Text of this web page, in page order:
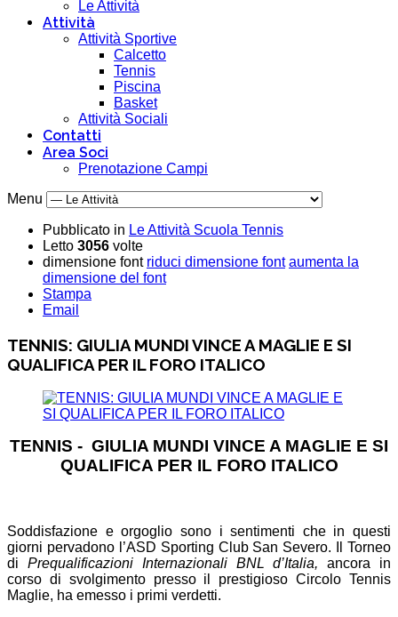
Le Attività
Attività
Attività Sportive
Calcetto
Tennis
Piscina
Basket
Attività Sociali
Contatti
Area Soci
Prenotazione Campi
Menu
Pubblicato in Le Attività Scuola Tennis
Letto 3056 volte
dimensione font riduci dimensione font aumenta la
dimensione del font
Stampa
Email
TENNIS: GIULIA MUNDI VINCE A MAGLIE E SI
QUALIFICA PER IL FORO ITALICO
TENNIS - GIULIA MUNDI VINCE A MAGLIE E SI
QUALIFICA PER IL FORO ITALICO
Soddisfazione e orgoglio sono i sentimenti che in questi
giorni pervadono l’ASD Sporting Club San Severo. Il Torneo
di Prequalificazioni Internazionali BNL d’Italia, ancora in
corso di svolgimento presso il prestigioso Circolo Tennis
Maglie, ha emesso i primi verdetti.